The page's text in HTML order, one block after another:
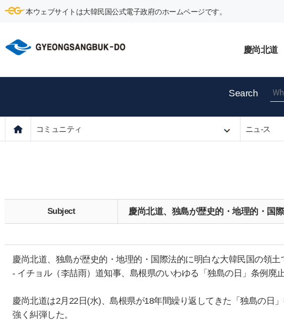
本ウェブサイトは大韓民国公式電子政府のホームページです。
慶尚北道
Search
コミュニティ ニュ-ス
Subject 慶尚北道、独島が歴史的・地理的・国
慶尚北道、独島が歴史的・地理的・国際法的に明白な大韓民国の領土
- イチョル（李喆雨）道知事、島根県のいわゆる「独島の日」条例廃
慶尚北道は2月22日(水)、島根県が18年間繰り返してきた「独島の日
強く糾弾した。